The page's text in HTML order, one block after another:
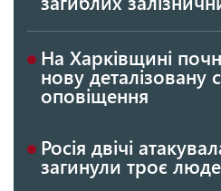
На Харківщині
нову деталізовану
оповіщення
Росія двічі
загинули троє